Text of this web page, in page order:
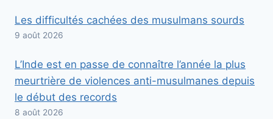
Les difficultés cachées des musulmans sourds
9 août 2026
L’Inde est en passe de connaître l’année la plus
meurtrière de violences anti-musulmanes depuis
le début des records
8 août 2026